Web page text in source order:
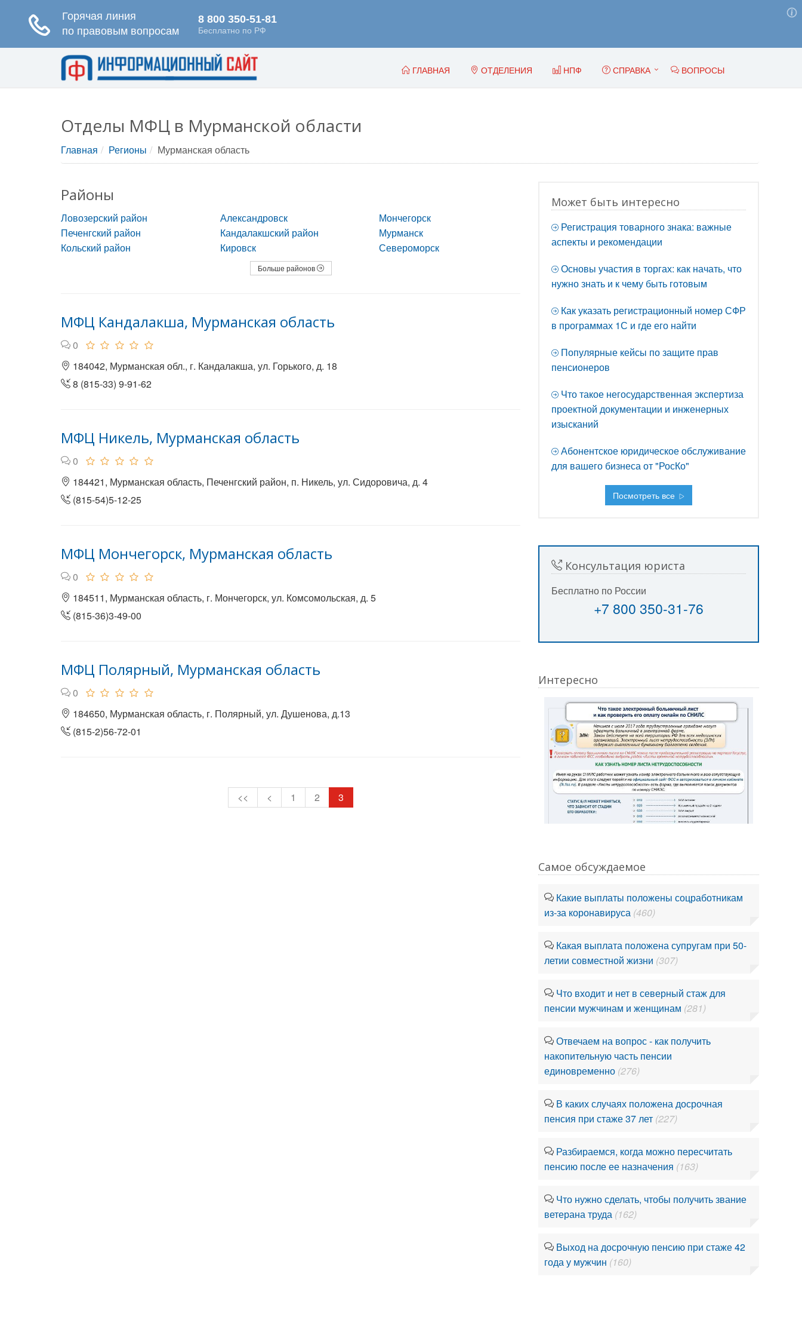
ГЛАВНАЯ ОТДЕЛЕНИЯ НПФ СПРАВКА ВОПРОСЫ
Отделы МФЦ в Мурманской области
Главная Регионы Мурманская область
Районы
Ловозерский район Александровск
Мончегорск
Печенгский район
Кандалакшский район
Мурманск
Кольский район
Кировск Североморск
Больше районов
МФЦ Кандалакша, Мурманская область
0
184042, Мурманская обл., г. Кандалакша, ул. Горького, д. 18
8 (815-33) 9-91-62
МФЦ Никель, Мурманская область
0
184421, Мурманская область, Печенгский район, п. Никель, ул. Сидоровича, д. 4
(815-54)5-12-25
МФЦ Мончегорск, Мурманская область
0
184511, Мурманская область, г. Мончегорск, ул. Комсомольская, д. 5
(815-36)3-49-00
МФЦ Полярный, Мурманская область
0
184650, Мурманская область, г. Полярный, ул. Душенова, д.13
(815-2)56-72-01
<< < 1 2 3
Может быть интересно
Регистрация товарного знака: важные
аспекты и рекомендации
Основы участия в торгах: как начать, что
нужно знать и к чему быть готовым
Как указать регистрационный номер СФР
в программах 1С и где его найти
Популярные кейсы по защите прав
пенсионеров
Что такое негосударственная экспертиза
проектной документации и инженерных
изысканий
Абонентское юридическое обслуживание
для вашего бизнеса от "РосКо"
Посмотреть все
Консультация юриста
Бесплатно по России
+7 800 350-31-76
Интересно
Самое обсуждаемое
Какие выплаты положены соцработникам
из-за коронавируса (460)
Какая выплата положена супругам при 50-
летии совместной жизни (307)
Что входит и нет в северный стаж для
пенсии мужчинам и женщинам (281)
Отвечаем на вопрос - как получить
накопительную часть пенсии
единовременно (276)
В каких случаях положена досрочная
пенсия при стаже 37 лет (227)
Разбираемся, когда можно пересчитать
пенсию после ее назначения (163)
Что нужно сделать, чтобы получить звание
ветерана труда (162)
Выход на досрочную пенсию при стаже 42
года у мужчин (160)